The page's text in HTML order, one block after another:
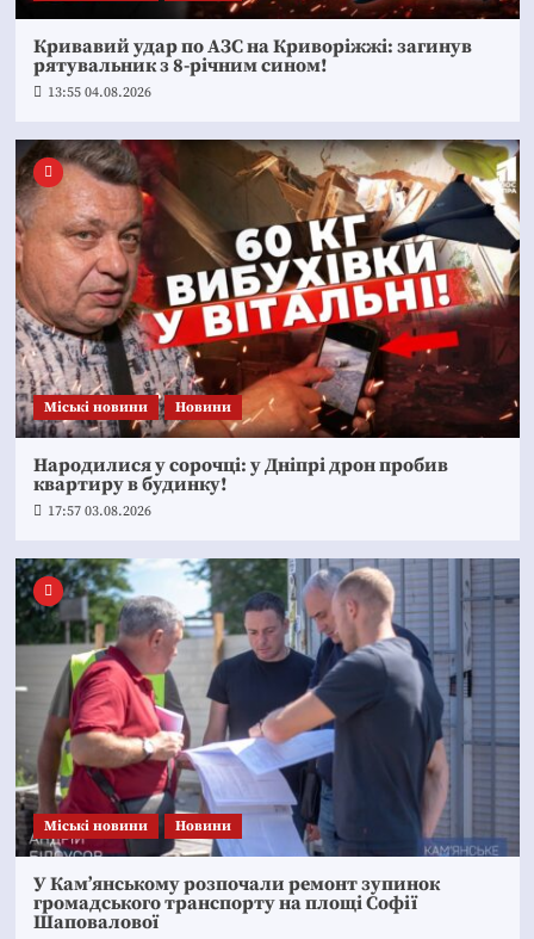
Кривавий удар по АЗС на Криворіжжі: загинув
рятувальник з 8-річним сином!
13:55 04.08.2026
Mіські новини Новини
Народилися у сорочці: у Дніпрі дрон пробив
квартиру в будинку!
17:57 03.08.2026
Mіські новини Новини
У Кам’янському розпочали ремонт зупинок
громадського транспорту на площі Софії
Шаповалової